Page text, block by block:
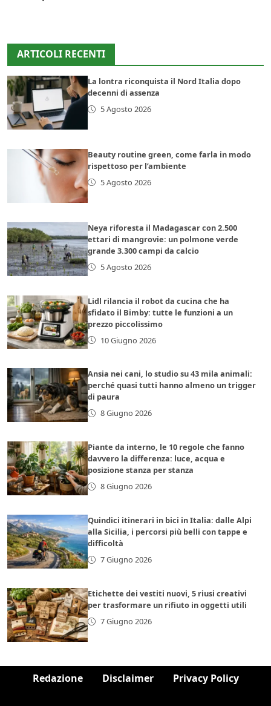
ARTICOLI RECENTI
La lontra riconquista il Nord Italia dopo
decenni di assenza
5 Agosto 2026
Beauty routine green, come farla in modo
rispettoso per l’ambiente
5 Agosto 2026
Neya riforesta il Madagascar con 2.500
ettari di mangrovie: un polmone verde
grande 3.300 campi da calcio
5 Agosto 2026
Lidl rilancia il robot da cucina che ha
sfidato il Bimby: tutte le funzioni a un
prezzo piccolissimo
10 Giugno 2026
Ansia nei cani, lo studio su 43 mila animali:
perché quasi tutti hanno almeno un trigger
di paura
8 Giugno 2026
Piante da interno, le 10 regole che fanno
davvero la differenza: luce, acqua e
posizione stanza per stanza
8 Giugno 2026
Quindici itinerari in bici in Italia: dalle Alpi
alla Sicilia, i percorsi più belli con tappe e
difficoltà
7 Giugno 2026
Etichette dei vestiti nuovi, 5 riusi creativi
per trasformare un rifiuto in oggetti utili
7 Giugno 2026
Redazione Disclaimer Privacy Policy